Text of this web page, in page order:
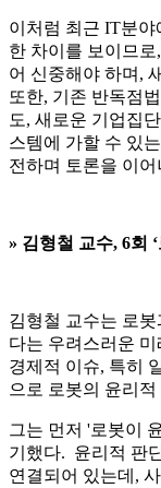
이처럼 최근 IT분
한 차이를 보이므
어 신중해야 하며,
또한, 기존 반독점
도, 새로운 기업집
스템에 가할 수 있
전하며 토론을 이어
» 김형철 교수, 6회
김형철 교수는 로
다는 우려스러운
경제적 이슈, 특히
으로 로봇의 윤리
그는 먼저 '로봇이
기했다. 윤리적 판
연결되어 있는데,